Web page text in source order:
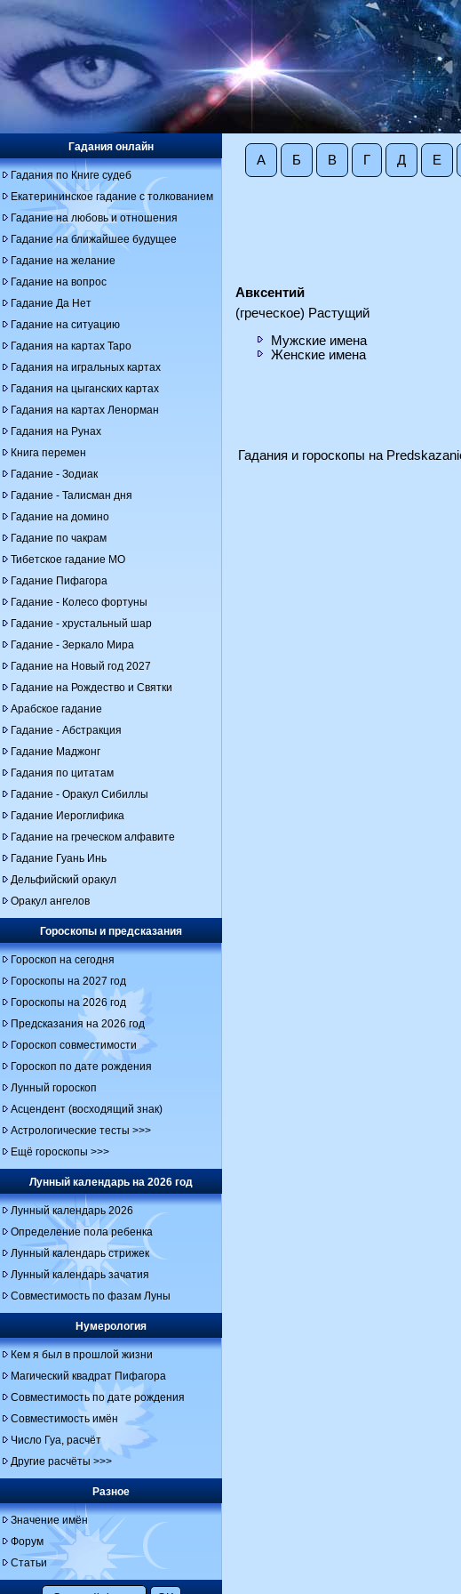
А Б В Г Д Е
Авксентий
(греческое) Растущий
Мужские имена
Женские имена
Гадания онлайн
Гадания по Книге судеб
Екатерининское гадание с толкованием
Гадание на любовь и отношения
Гадание на ближайшее будущее
Гадание на желание
Гадание на вопрос
Гадание Да Нет
Гадание на ситуацию
Гадания на картах Таро
Гадания на игральных картах
Гадания на цыганских картах
Гадания на картах Ленорман
Гадания на Рунах
Книга перемен
Гадание - Зодиак
Гадание - Талисман дня
Гадание на домино
Гадание по чакрам
Тибетское гадание МО
Гадание Пифагора
Гадание - Колесо фортуны
Гадание - хрустальный шар
Гадание - Зеркало Мира
Гадание на Новый год 2027
Гадание на Рождество и Святки
Арабское гадание
Гадание - Абстракция
Гадание Маджонг
Гадания по цитатам
Гадание - Оракул Сибиллы
Гадание Иероглифика
Гадание на греческом алфавите
Гадание Гуань Инь
Дельфийский оракул
Оракул ангелов
Гороскопы и предсказания
Гороскоп на сегодня
Гороскопы на 2027 год
Гороскопы на 2026 год
Предсказания на 2026 год
Гороскоп совместимости
Гороскоп по дате рождения
Лунный гороскоп
Асцендент (восходящий знак)
Астрологические тесты >>>
Ещё гороскопы >>>
Лунный календарь на 2026 год
Лунный календарь 2026
Определение пола ребенка
Лунный календарь стрижек
Лунный календарь зачатия
Совместимость по фазам Луны
Нумерология
Кем я был в прошлой жизни
Магический квадрат Пифагора
Совместимость по дате рождения
Совместимость имён
Число Гуа, расчёт
Другие расчёты >>>
Разное
Значение имён
Форум
Статьи
Гадания и гороскопы на